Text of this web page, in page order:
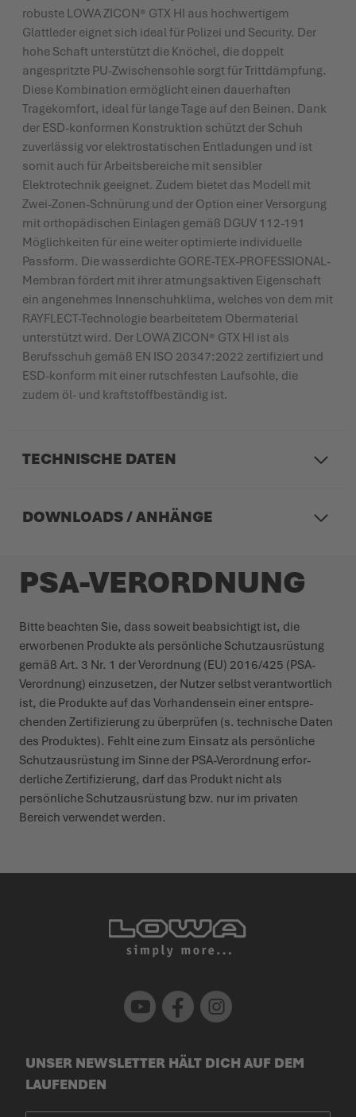
robuste LOWA ZICON® GTX HI aus hochwertigem
Glattleder eignet sich ideal für Polizei und Security. Der
hohe Schaft unterstützt die Knöchel, die doppelt
angespritzte PU-Zwischensohle sorgt für Trittdämpfung.
Diese Kombination ermöglicht einen dauerhaften
Tragekomfort, ideal für lange Tage auf den Beinen. Dank
der ESD-konformen Konstruktion schützt der Schuh
zuverlässig vor elektrostatischen Entladungen und ist
somit auch für Arbeitsbereiche mit sensibler
Elektrotechnik geeignet. Zudem bietet das Modell mit
Zwei-Zonen-Schnürung und der Option einer Versorgung
mit orthopädischen Einlagen gemäß DGUV 112-191
Möglichkeiten für eine weiter optimierte individuelle
Passform. Die wasserdichte GORE-TEX-PROFESSIONAL-
Membran fördert mit ihrer atmungsaktiven Eigenschaft
ein angenehmes Innenschuhklima, welches von dem mit
RAYFLECT-Technologie bearbeitetem Obermaterial
unterstützt wird. Der LOWA ZICON® GTX HI ist als
Berufsschuh gemäß EN ISO 20347:2022 zertifiziert und
ESD-konform mit einer rutschfesten Laufsohle, die
zudem öl- und kraftstoffbeständig ist.
TECHNISCHE DATEN
DOWNLOADS / ANHÄNGE
PSA-VERORDNUNG
Bitte beachten Sie, dass soweit beab­sichtigt ist, die
erworbenen Produkte als persönliche Schutz­aus­rüstung
gemäß Art. 3 Nr. 1 der Verordnung (EU) 2016/425 (PSA-
Verordnung) einzu­setzen, der Nutzer selbst verant­wortlich
ist, die Produkte auf das Vorhan­densein einer entspre­
chenden Zerti­fi­zierung zu über­prüfen (s. tech­nische Daten
des Produktes). Fehlt eine zum Einsatz als persönliche
Schutz­aus­rüstung im Sinne der PSA-Verordnung erfor­
derliche Zerti­fi­zierung, darf das Produkt nicht als
persönliche Schutz­aus­rüstung bzw. nur im privaten
Bereich verwendet werden.
Youtube Facebook Instagram
UNSER NEWSLETTER HÄLT DICH AUF DEM
LAUFENDEN